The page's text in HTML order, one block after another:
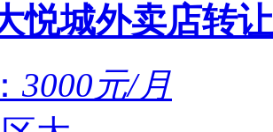
悦城外卖店转让
3000元/月